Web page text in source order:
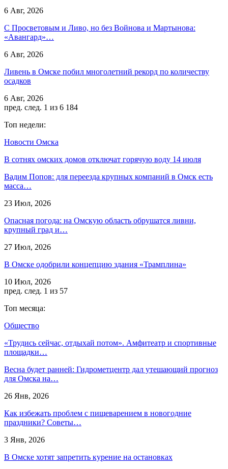
6 Авг, 2026
С Просветовым и Ливо, но без Войнова и Мартынова:
«Авангард»…
6 Авг, 2026
Ливень в Омске побил многолетний рекорд по количеству
осадков
6 Авг, 2026
пред. след. 1 из 6 184
Топ недели:
Новости Омска
В сотнях омских домов отключат горячую воду 14 июля
Вадим Попов: для переезда крупных компаний в Омск есть
масса…
23 Июл, 2026
Опасная погода: на Омскую область обрушатся ливни,
крупный град и…
27 Июл, 2026
В Омске одобрили концепцию здания «Трамплина»
10 Июл, 2026
пред. след. 1 из 57
Топ месяца:
Общество
«Трудись сейчас, отдыхай потом». Амфитеатр и спортивные
площадки…
Весна будет ранней: Гидрометцентр дал утешающий прогноз
для Омска на…
26 Янв, 2026
Как избежать проблем с пищеварением в новогодние
праздники? Советы…
3 Янв, 2026
В Омске хотят запретить курение на остановках